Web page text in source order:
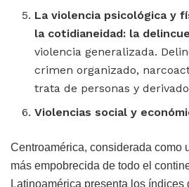
La violencia psicológica y
la cotidianeidad: la
violencia generalizada.
crimen organizado,
trata de personas y
Violencias social y
Centroamérica, considerada como
más empobrecida de todo el
Latinoamérica presenta los índices